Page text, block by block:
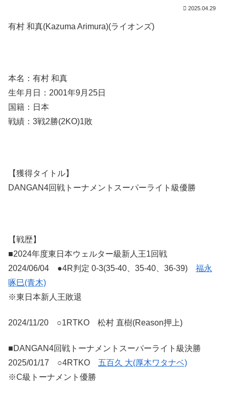
2025.04.29
有村 和真(Kazuma Arimura)(ライオンズ)
本名：有村 和真
生年月日：2001年9月25日
国籍：日本
戦績：3戦2勝(2KO)1敗
【獲得タイトル】
DANGAN4回戦トーナメントスーパーライト級優勝
【戦歴】
■2024年度東日本ウェルター級新人王1回戦
2024/06/04 ●4R判定 0-3(35-40、35-40、36-39) 福永
啄巳(青木)
※東日本新人王敗退
2024/11/20 ○1RTKO 松村 直樹(Reason押上)
■DANGAN4回戦トーナメントスーパーライト級決勝
2025/01/17 ○4RTKO 五百久 大(厚木ワタナベ)
※C級トーナメント優勝